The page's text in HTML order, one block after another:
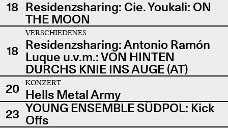
18 Residenzsharing: Cie. Youkali: ON
THE MOON
18
VERSCHIEDENES
Residenzsharing: Antonio Ramón
Luque u.v.m.: VON HINTEN
DURCHS KNIE INS AUGE (AT)
20
KONZERT
Hells Metal Army
23 YOUNG ENSEMBLE SÜDPOL: Kick
Offs